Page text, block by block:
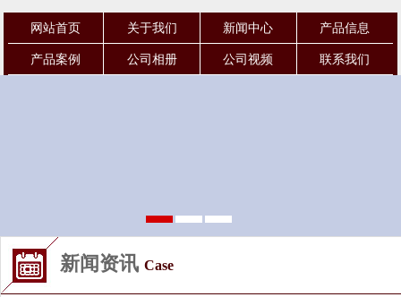
网站首页 关于我们 新闻中心 产品信息
产品案例 公司相册 公司视频 联系我们
新闻资讯 Case